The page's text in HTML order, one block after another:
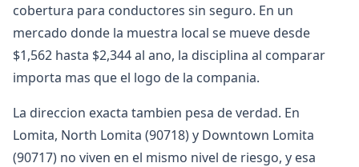
cobertura para conductores sin seguro. En un
mercado donde la muestra local se mueve desde
$1,562 hasta $2,344 al ano, la disciplina al comparar
importa mas que el logo de la compania.
La direccion exacta tambien pesa de verdad. En
Lomita, North Lomita (90718) y Downtown Lomita
(90717) no viven en el mismo nivel de riesgo, y esa